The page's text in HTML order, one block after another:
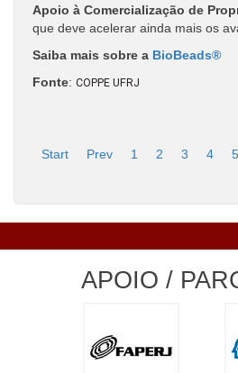
Apoio à Comercialização de
que deve acelerar ainda mais os
Saiba mais sobre a BioBeads®
Fonte: COPPE UFRJ
Start
Prev 1 2 3 4 5
APOIO /